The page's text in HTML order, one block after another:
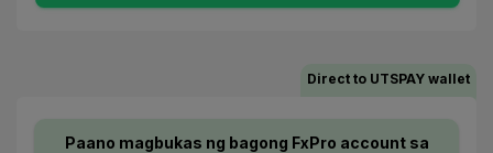
Direct to UTSPAY wallet
Paano magbukas ng bagong FxPro account sa